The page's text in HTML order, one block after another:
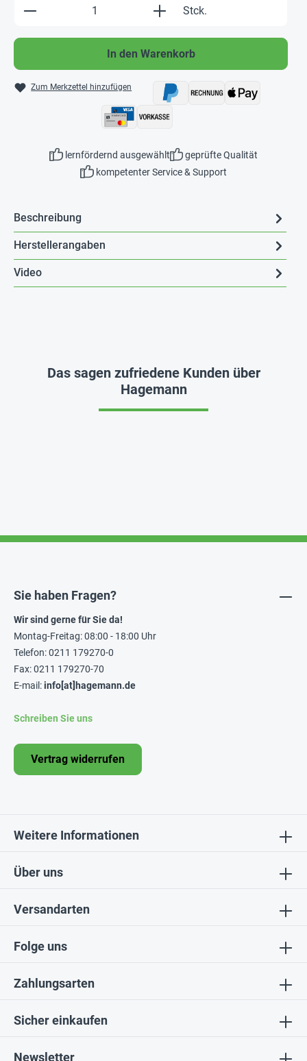
Produkt Anzahl: Gib den gewünschten
Stck.
In den Warenkorb
Zum Merkzettel hinzufügen
lernfördernd ausgewählt
geprüfte Qualität
kompetenter Service & Support
Beschreibung
Herstellerangaben
Video
Das sagen zufriedene Kunden über
Hagemann
Folge uns
Sicher einkaufen
Über uns
Newsletter
Sie haben Fragen?
Wir sind gerne für Sie da!
Montag-Freitag: 08:00 - 18:00 Uhr
Telefon: 0211 179270-0
Fax: 0211 179270-70
E-mail:info[at]hagemann.de
Schreiben Sie uns
Vertrag widerrufen
Weitere Informationen
Zahlungsarten
Versandarten